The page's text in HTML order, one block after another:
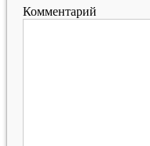
Комментарий